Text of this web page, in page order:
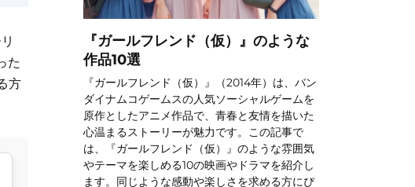
た
方
『ガールフレンド（仮）』のような
作品10選
『ガールフレンド（仮）』（2014年）は、バン
ダイナムコゲームスの人気ソーシャルゲームを
原作としたアニメ作品で、青春と友情を描いた
心温まるストーリーが魅力です。この記事で
は、『ガールフレンド（仮）』のような雰囲気
やテーマを楽しめる10の映画やドラマを紹介し
ます。同じような感動や楽しさを求める方にぴ